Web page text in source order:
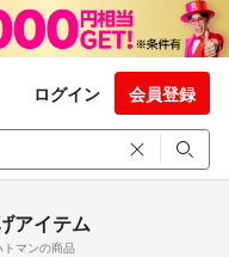
ログイン 会員登録
アイテム
マンの商品